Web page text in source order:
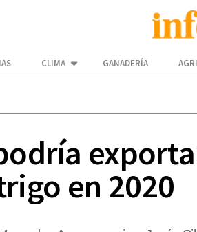
CLIMA GANADERÍA
en 2020